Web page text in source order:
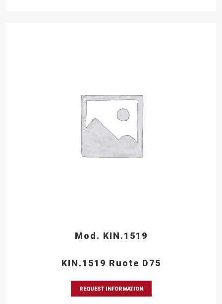
Mod. KIN.1519
KIN.1519 Ruote D75
REQUEST INFORMATION